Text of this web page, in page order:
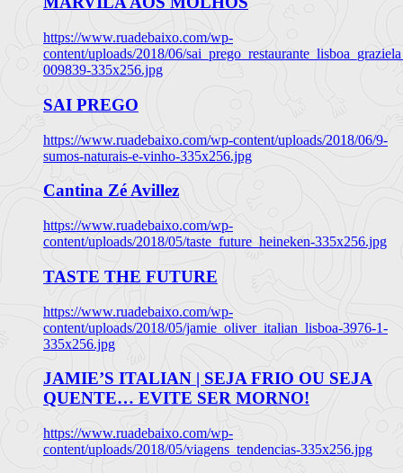
https://www.ruadebaixo.com/wp-
content/uploads/2018/06/
009839-335x256.jpg
SAI PREGO
https://www.ruadebaixo.com/wp-content/uploads/2018/06/9-
sumos-naturais-e-vinho-335x256.jpg
Cantina Zé Avillez
https://www.ruadebaixo.com/wp-
content/uploads/2018/05/taste_future_heineken-335x256.jpg
TASTE THE FUTURE
https://www.ruadebaixo.com/wp-
content/uploads/2018/05/jamie_oliver_italian_lisboa-3976-1-
335x256.jpg
JAMIE’S ITALIAN | SEJA FRIO OU SEJA
QUENTE… EVITE SER MORNO!
https://www.ruadebaixo.com/wp-
content/uploads/2018/05/viagens_tendencias-335x256.jpg